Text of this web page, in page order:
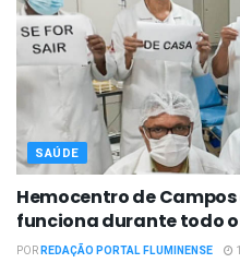
SAÚDE
Hemocentro de
funciona durante todo
PORREDAÇÃO PORTAL FLUMINENSE